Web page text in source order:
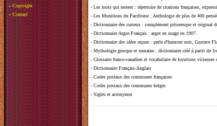
» Copyright
» Contact
- Les mots qui restent : répertoire de citations françaises,
- Les Munitions du Pacifisme : Anthologie de plus de 400
- Dictionnaire des curieux : complément pittoresque et original
- Dictionnaire Argot-Français : argot en usage en 1907.
- Dictionnaire des idées reçues : perle d'humour noir, Gustave
- Mythologie grecque et romaine : dictionnaire créé à partir du
- Glossaire franco-canadien et vocabulaire de locutions vicieuses
- Dictionnaire Français-Anglais
- Codes postaux des communes françaises
- Codes postaux des communes belges
- Sigles et acronymes